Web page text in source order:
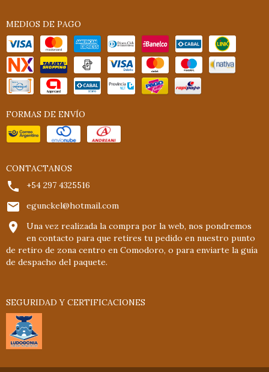
MEDIOS DE PAGO
FORMAS DE ENVÍO
CONTACTANOS
+54 297 4325516
egunckel@hotmail.com
Una vez realizada la compra por la web, nos pondremos
en contacto para que retires tu pedido en nuestro punto
de retiro de zona centro en Comodoro, o para enviarte la guía
de despacho del paquete.
SEGURIDAD Y CERTIFICACIONES